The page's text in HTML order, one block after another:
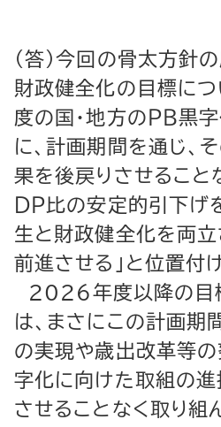
（答）今回の骨太方針
財政健全化の目標に
度の国・地方のＰＢ黒
に、計画期間を通じ、
果を後戻りさせること
ＤＰ比の安定的引下げ
生と財政健全化を両
前進させる」と位置付
2026年度以降の目
は、まさにこの計画期
の実現や歳出改革等の
字化に向けた取組の進
させることなく取り組